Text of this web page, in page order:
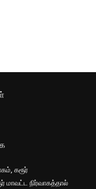
கரூர்
நிர்வாகத்தால்